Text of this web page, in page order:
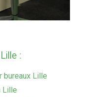
:
bureaux Lille
Lille